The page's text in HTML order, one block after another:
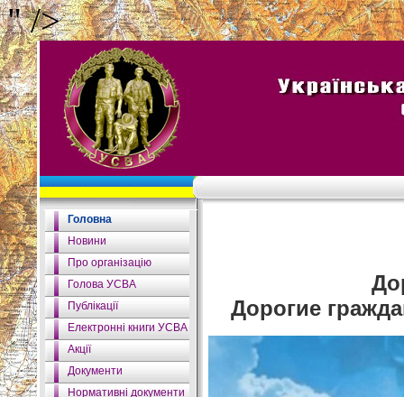
" />
Головна
Новини
Про організацію
Голова УСВА
Публікації
Електронні книги УСВА
Акції
Документи
Нормативні документи
Дорогие